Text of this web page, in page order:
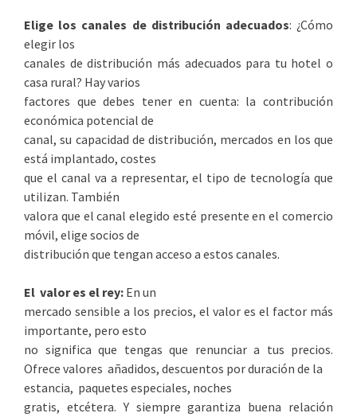
Elige los canales de distribución adecuados: ¿Cómo
elegir los
canales de distribución más adecuados para tu hotel o
casa rural? Hay varios
factores que debes tener en cuenta: la contribución
económica potencial de
canal, su capacidad de distribución, mercados en los que
está implantado, costes
que el canal va a representar, el tipo de tecnología que
utilizan. También
valora que el canal elegido esté presente en el comercio
móvil, elige socios de
distribución que tengan acceso a estos canales.
El valor es el rey: En un
mercado sensible a los precios, el valor es el factor más
importante, pero esto
no significa que tengas que renunciar a tus precios.
Ofrece valores añadidos, descuentos por duración de la
estancia, paquetes especiales, noches
gratis, etcétera. Y siempre garantiza buena relación